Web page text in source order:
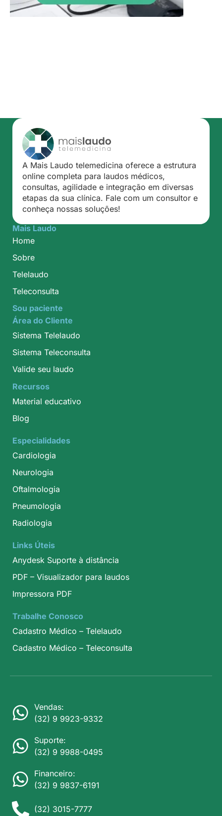
A Mais Laudo telemedicina oferece a estrutura
online completa para laudos médicos,
consultas, agilidade e integração em diversas
etapas da sua clínica. Fale com um consultor e
conheça nossas soluções!
Mais Laudo
Home
Sobre
Telelaudo
Teleconsulta
Sou paciente
Área do Cliente
Sistema Telelaudo
Sistema Teleconsulta
Valide seu laudo
Recursos
Material educativo
Blog
Especialidades
Cardiologia
Neurologia
Oftalmologia
Pneumologia
Radiologia
Links Úteis
Anydesk Suporte à distância
PDF – Visualizador para laudos
Impressora PDF
Trabalhe Conosco
Cadastro Médico – Telelaudo
Cadastro Médico – Teleconsulta
Vendas:
(32) 9 9923-9332
Suporte:
(32) 9 9988-0495
Financeiro:
(32) 9 9837-6191
(32) 3015-7777